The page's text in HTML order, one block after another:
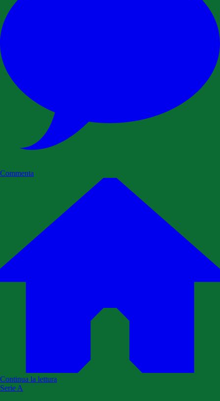
Commenta
Continua la lettura
Serie A